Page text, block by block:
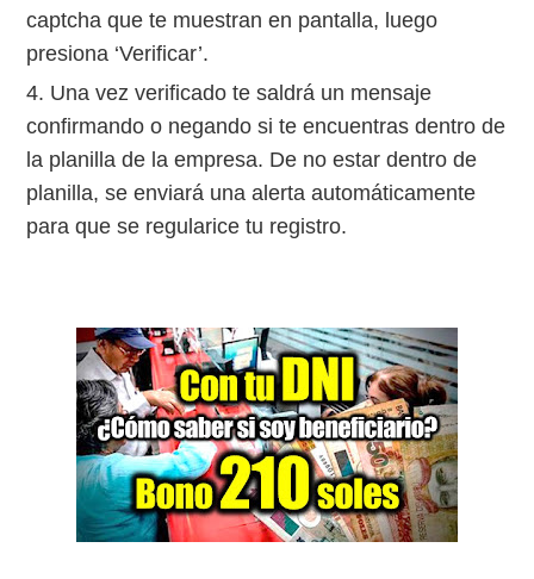
captcha que te muestran en pantalla, luego
presiona ‘Verificar’.
Una vez verificado te saldrá un mensaje
confirmando o negando si te encuentras dentro de
la planilla de la empresa. De no estar dentro de
planilla, se enviará una alerta automáticamente
para que se regularice tu registro.